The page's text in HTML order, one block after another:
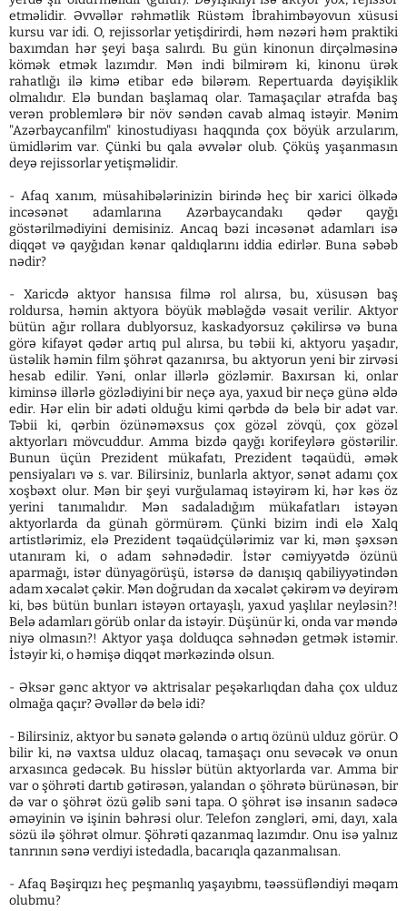
etməlidir. Əvvəllər rəhmətlik Rüstəm İbrahimbəyovun xüsusi
kursu var idi. O, rejissorlar yetişdirirdi, həm nəzəri həm praktiki
baxımdan hər şeyi başa salırdı. Bu gün kinonun dirçəlməsinə
kömək etmək lazımdır. Mən indi bilmirəm ki, kinonu ürək
rahatlığı ilə kimə etibar edə bilərəm. Repertuarda dəyişiklik
olmalıdır. Elə bundan başlamaq olar. Tamaşaçılar ətrafda baş
verən problemlərə bir növ səndən cavab almaq istəyir. Mənim
"Azərbaycanfilm" kinostudiyası haqqında çox böyük arzularım,
ümidlərim var. Çünki bu qala əvvələr olub. Çöküş yaşanmasın
deyə rejissorlar yetişməlidir.
- Afaq xanım, müsahibələrinizin birində heç bir xarici ölkədə
incəsənət adamlarına Azərbaycandakı qədər qayğı
göstərilmədiyini demisiniz. Ancaq bəzi incəsənət adamları isə
diqqət və qayğıdan kənar qaldıqlarını iddia edirlər. Buna səbəb
nədir?
- Xaricdə aktyor hansısa filmə rol alırsa, bu, xüsusən baş
roldursa, həmin aktyora böyük məbləğdə vəsait verilir. Aktyor
bütün ağır rollara dublyorsuz, kaskadyorsuz çəkilirsə və buna
görə kifayət qədər artıq pul alırsa, bu təbii ki, aktyoru yaşadır,
üstəlik həmin film şöhrət qazanırsa, bu aktyorun yeni bir zirvəsi
hesab edilir. Yəni, onlar illərlə gözləmir. Baxırsan ki, onlar
kiminsə illərlə gözlədiyini bir neçə aya, yaxud bir neçə günə əldə
edir. Hər elin bir adəti olduğu kimi qərbdə də belə bir adət var.
Təbii ki, qərbin özünəməxsus çox gözəl zövqü, çox gözəl
aktyorları mövcuddur. Amma bizdə qayğı korifeylərə göstərilir.
Bunun üçün Prezident mükafatı, Prezident təqaüdü, əmək
pensiyaları və s. var. Bilirsiniz, bunlarla aktyor, sənət adamı çox
xoşbəxt olur. Mən bir şeyi vurğulamaq istəyirəm ki, hər kəs öz
yerini tanımalıdır. Mən sadaladığım mükafatları istəyən
aktyorlarda da günah görmürəm. Çünki bizim indi elə Xalq
artistlərimiz, elə Prezident təqaüdçülərimiz var ki, mən şəxsən
utanıram ki, o adam səhnədədir. İstər cəmiyyətdə özünü
aparmağı, istər dünyagörüşü, istərsə də danışıq qabiliyyətindən
adam xəcalət çəkir. Mən doğrudan da xəcalət çəkirəm və deyirəm
ki, bəs bütün bunları istəyən ortayaşlı, yaxud yaşlılar neyləsin?!
Belə adamları görüb onlar da istəyir. Düşünür ki, onda var məndə
niyə olmasın?! Aktyor yaşa dolduqca səhnədən getmək istəmir.
İstəyir ki, o həmişə diqqət mərkəzində olsun.
- Əksər gənc aktyor və aktrisalar peşəkarlıqdan daha çox ulduz
olmağa qaçır? Əvəllər də belə idi?
- Bilirsiniz, aktyor bu sənətə gələndə o artıq özünü ulduz görür. O
bilir ki, nə vaxtsa ulduz olacaq, tamaşaçı onu sevəcək və onun
arxasınca gedəcək. Bu hisslər bütün aktyorlarda var. Amma bir
var o şöhrəti dartıb gətirəsən, yalandan o şöhrətə bürünəsən, bir
də var o şöhrət özü gəlib səni tapa. O şöhrət isə insanın sadəcə
əməyinin və işinin bəhrəsi olur. Telefon zəngləri, əmi, dayı, xala
sözü ilə şöhrət olmur. Şöhrəti qazanmaq lazımdır. Onu isə yalnız
tanrının sənə verdiyi istedadla, bacarıqla qazanmalısan.
- Afaq Bəşirqızı heç peşmanlıq yaşayıbmı, təəssüfləndiyi məqam
olubmu?